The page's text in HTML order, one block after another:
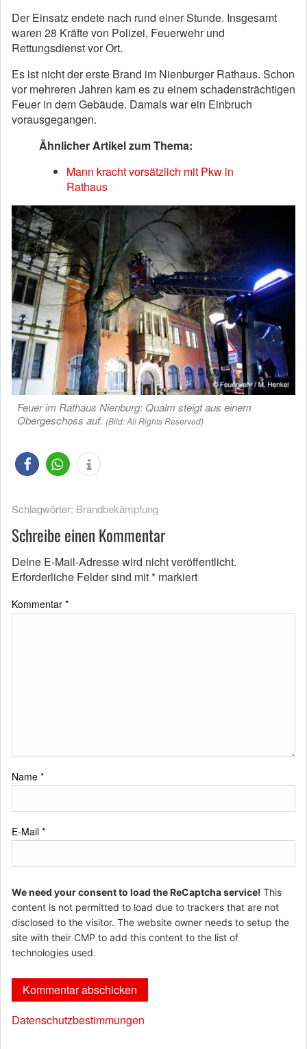
Der Einsatz endete nach rund einer Stunde. Insgesamt
waren 28 Kräfte von Polizei, Feuerwehr und
Rettungsdienst vor Ort.
Es ist nicht der erste Brand im Nienburger Rathaus. Schon
vor mehreren Jahren kam es zu einem schadensträchtigen
Feuer in dem Gebäude. Damals war ein Einbruch
vorausgegangen.
Ähnlicher Artikel zum Thema:
Mann kracht vorsätzlich mit Pkw in
Rathaus
Feuer im Rathaus Nienburg: Qualm steigt aus einem
Obergeschoss auf. (Bild: All Rights Reserved)
Schlagwörter: Brandbekämpfung
Schreibe einen Kommentar
Deine E-Mail-Adresse wird nicht veröffentlicht.
Erforderliche Felder sind mit* markiert
Kommentar *
Name *
E-Mail *
We need your consent to load the ReCaptcha service! This
content is not permitted to load due to trackers that are not
disclosed to the visitor. The website owner needs to setup the
site with their CMP to add this content to the list of
technologies used.
Datenschutzbestimmungen